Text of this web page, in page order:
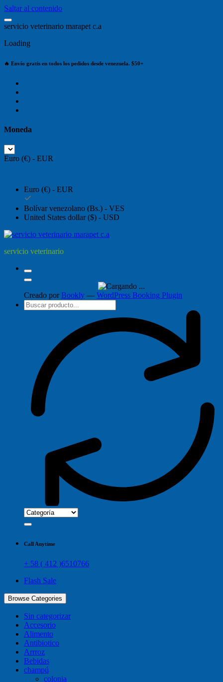
Saltar al contenido
servicio veterinario marapet c.a
Loading
🔥 Envío gratis en todos los pedidos desde venezuela. $50+
Moneda
Euro (€) - EUR
Euro (€) - EUR
Bolívar venezolano (Bs.) - VES
United States dollar ($) - USD
servicio veterinario
Creado por Bookly — WordPress Booking Plugin
Call Anytime
+ 58 ( 412 )6510766
Flash Sale
Browse Categories
Sin categorizar
Accesorio
Alimento
Antibiotico
Arrroz
Bebidas
champú
colonia